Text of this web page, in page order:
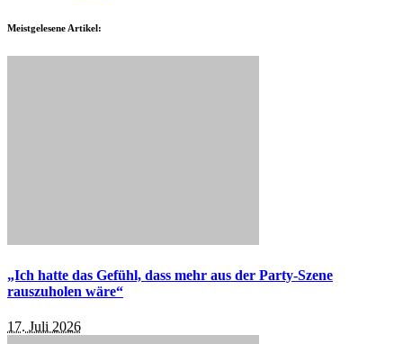
Meistgelesene Artikel:
„Ich hatte das Gefühl, dass mehr aus der Party-Szene
rauszuholen wäre“
17. Juli 2026